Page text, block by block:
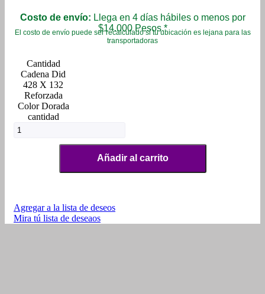
Costo de envío: Llega en 4 días hábiles o menos por
$14.000 Pesos.*
El costo de envío puede ser recalculado si tu ubicación es lejana para las
transportadoras
Cadena Did
428 X 132
Reforzada
Color Dorada
cantidad
Añadir al carrito
Agregar a la lista de deseos
Mira tú lista de deseaos